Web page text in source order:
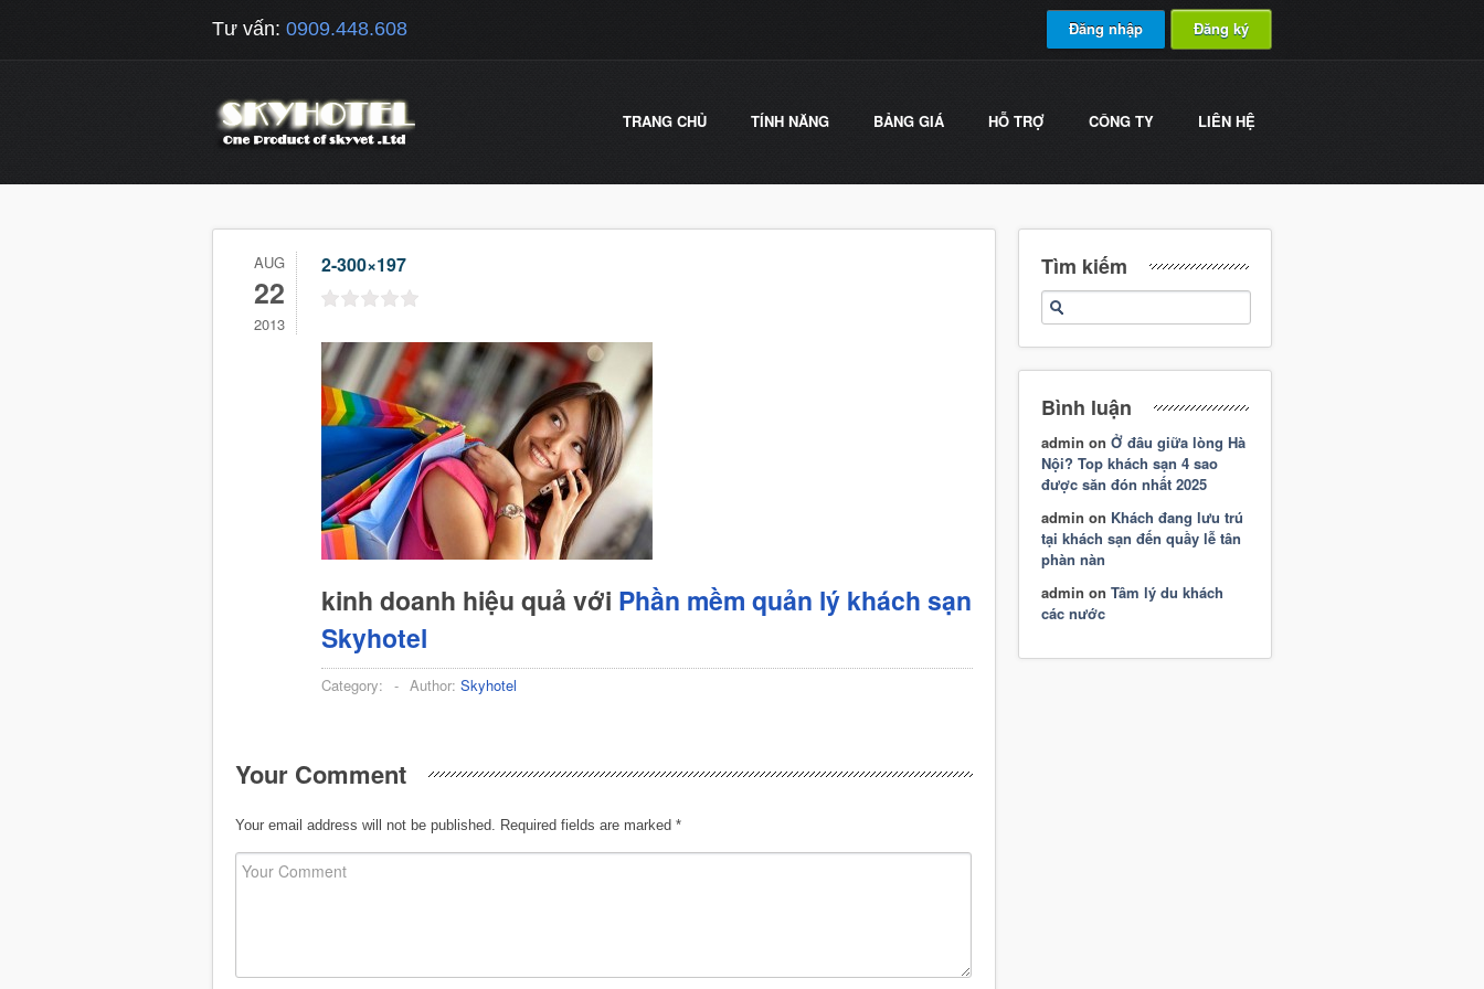
Tư vấn: 0909.448.608 Đăng nhập Đăng ký
TRANG CHỦ TÍNH NĂNG BẢNG GIÁ HỖ TRỢ CÔNG TY LIÊN HỆ
AUG
22
2013
2-300×197
kinh doanh hiệu quả với Phần mềm quản lý khách sạn
Skyhotel
Category: - Author: Skyhotel
Your Comment
Your email address will not be published. Required fields are marked *
Tìm kiếm
Bình luận
admin on Ở đâu giữa lòng Hà
Nội? Top khách sạn 4 sao
được săn đón nhất 2025
admin on Khách đang lưu trú
tại khách sạn đến quầy lễ tân
phàn nàn
admin on Tâm lý du khách
các nước